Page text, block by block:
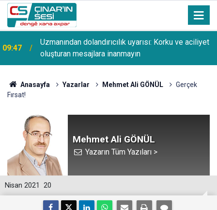
09:47
Uzmanından dolandırıcılık uyarısı: Korku ve aciliyet
oluşturan mesajlara inanmayın
Anasayfa Yazarlar Mehmet Ali GÖNÜL
Gerçek
Fırsat!
Mehmet Ali GÖNÜL
Yazarın Tüm Yazıları >
20
Nisan 2021